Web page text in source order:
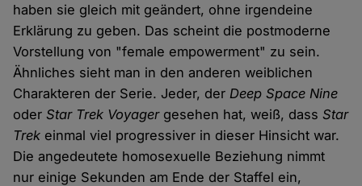
haben sie gleich mit geändert, ohne irgendeine
Erklärung zu geben. Das scheint die postmoderne
Vorstellung von "female empowerment" zu sein.
Ähnliches sieht man in den anderen weiblichen
Charakteren der Serie. Jeder, der Deep Space Nine
oderStar Trek Voyagergesehen hat, weiß, dassStar
Trek einmal viel progressiver in dieser Hinsicht war.
Die angedeutete homosexuelle Beziehung nimmt
nur einige Sekunden am Ende der Staffel ein,